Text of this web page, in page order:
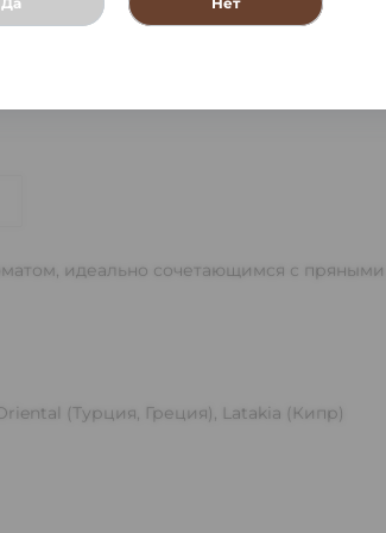
идеально сочетающимся с
(Турция, Греция), Latakia (Кипр)